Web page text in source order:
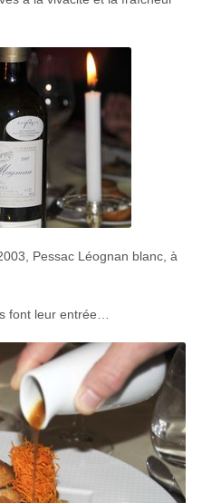
Pessac Léognan blanc, à
font leur entrée…